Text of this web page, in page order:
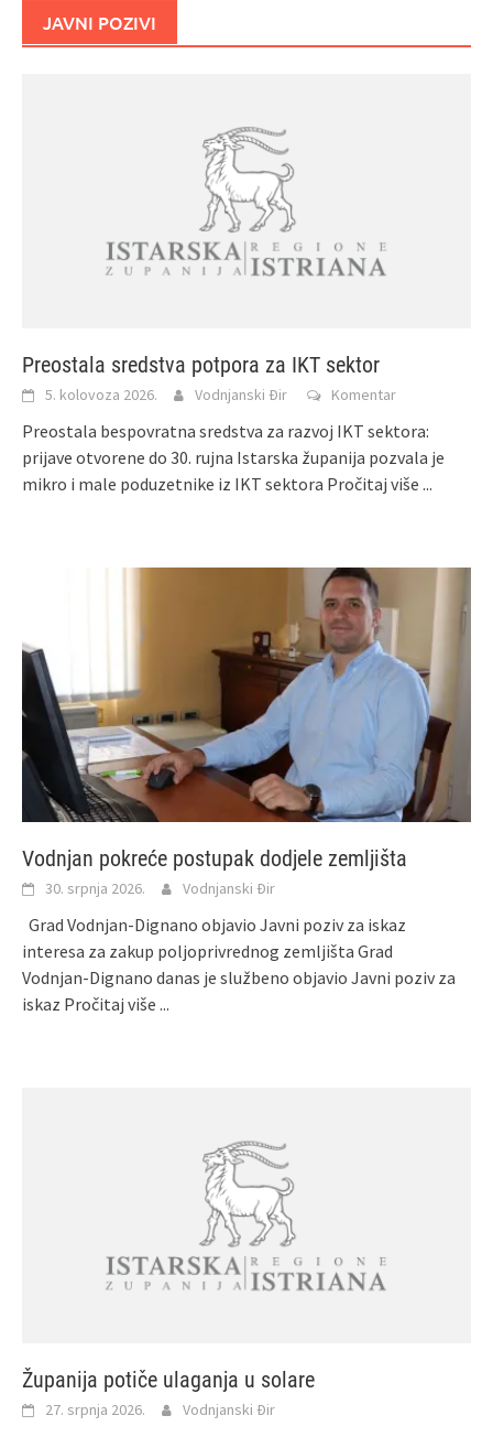
JAVNI POZIVI
Preostala sredstva potpora za IKT sektor
5. kolovoza 2026. Vodnjanski Đir Komentar
Preostala bespovratna sredstva za razvoj IKT sektora:
prijave otvorene do 30. rujna Istarska županija pozvala je
mikro i male poduzetnike iz IKT sektora Pročitaj više ...
Vodnjan pokreće postupak dodjele zemljišta
30. srpnja 2026. Vodnjanski Đir
Grad Vodnjan‑Dignano objavio Javni poziv za iskaz
interesa za zakup poljoprivrednog zemljišta Grad
Vodnjan‑Dignano danas je službeno objavio Javni poziv za
iskaz Pročitaj više ...
Županija potiče ulaganja u solare
27. srpnja 2026. Vodnjanski Đir